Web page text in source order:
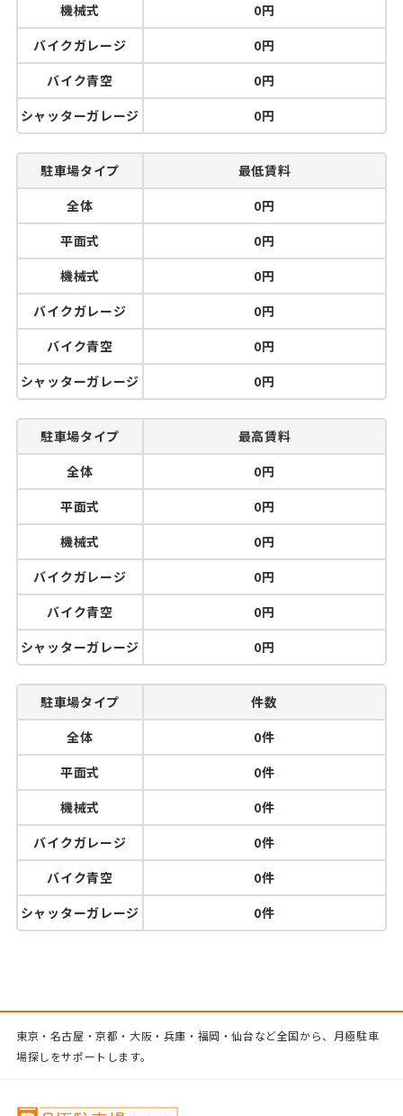
機械式
0円
バイクガレージ
0円
バイク青空
0円
シャッターガレージ
0円
駐車場タイプ
最低賃料
全体
0円
平面式
0円
機械式
0円
バイクガレージ
0円
バイク青空
0円
シャッターガレージ
0円
駐車場タイプ
最高賃料
全体
0円
平面式
0円
機械式
0円
バイクガレージ
0円
バイク青空
0円
シャッターガレージ
0円
駐車場タイプ
件数
全体
0件
平面式
0件
機械式
0件
バイクガレージ
0件
バイク青空
0件
シャッターガレージ
0件
東京・名古屋・京都・大阪・兵庫・福岡・仙台など全国から、月極駐車
場探しをサポートします。